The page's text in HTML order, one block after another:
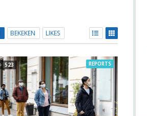
BEKEKEN LIKES
523 REPORTS